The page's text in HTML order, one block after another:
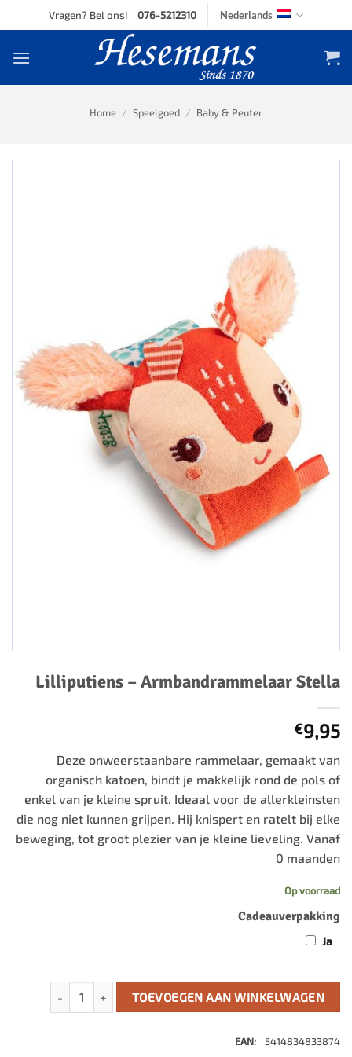
to
Vragen? Bel ons! 076-5212310 Nederlands
Home / Speelgoed / Baby & Peuter
Lilliputiens – Armbandrammelaar Stella
€9,95
Deze onweerstaanbare rammelaar, gemaakt van
organisch katoen, bindt je makkelijk rond de pols of
enkel van je kleine spruit. Ideaal voor de allerkleinsten
die nog niet kunnen grijpen. Hij knispert en ratelt bij elke
beweging, tot groot plezier van je kleine lieveling. Vanaf
0 maanden
Op voorraad
Cadeauverpakking
Ja
Lilliputiens - Armbandrammelaar Stella aantal
TOEVOEGEN AAN WINKELWAGEN
EAN:
5414834833874